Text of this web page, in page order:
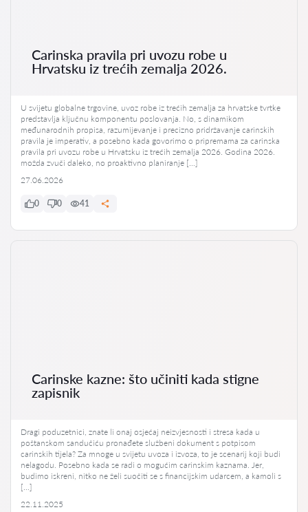
Carinska pravila pri uvozu robe u
Hrvatsku iz trećih zemalja 2026.
U svijetu globalne trgovine, uvoz robe iz trećih zemalja za hrvatske tvrtke
predstavlja ključnu komponentu poslovanja. No, s dinamikom
međunarodnih propisa, razumijevanje i precizno pridržavanje carinskih
pravila je imperativ, a posebno kada govorimo o pripremama za carinska
pravila pri uvozu robe u Hrvatsku iz trećih zemalja 2026. Godina 2026.
možda zvuči daleko, no proaktivno planiranje […]
27.06.2026
0 0 41
Carinske kazne: što učiniti kada stigne
zapisnik
Dragi poduzetnici, znate li onaj osjećaj neizvjesnosti i stresa kada u
poštanskom sandučiću pronađete službeni dokument s potpisom
carinskih tijela? Za mnoge u svijetu uvoza i izvoza, to je scenarij koji budi
nelagodu. Posebno kada se radi o mogućim carinskim kaznama. Jer,
budimo iskreni, nitko ne želi suočiti se s financijskim udarcem, a kamoli s
[…]
22.11.2025